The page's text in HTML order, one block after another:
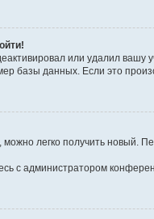
или удалил
данных. Если это
можно легко получить новый.
с администратором